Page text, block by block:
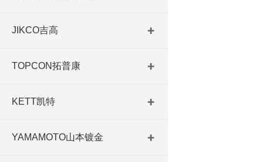
JIKCO吉高
TOPCON拓普康
KETT凯特
YAMAMOTO山本镀金